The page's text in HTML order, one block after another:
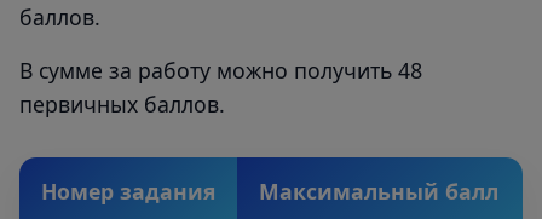
баллов.
В сумме за работу можно получить 48
первичных баллов.
Номер задания Максимальный балл